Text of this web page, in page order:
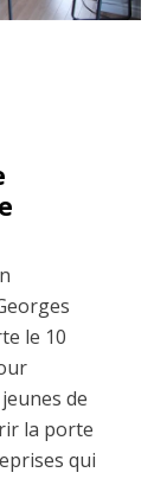
le 10
de
la porte
qui